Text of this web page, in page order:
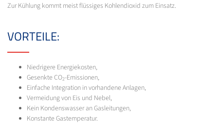
Zur Kühlung kommt meist flüssiges Kohlendioxid zum Einsatz.
VORTEILE:
Niedrigere Energiekosten,
Gesenkte CO2-Emissionen,
Einfache Integration in vorhandene Anlagen,
Vermeidung von Eis und Nebel,
Kein Kondenswasser an Gasleitungen,
Konstante Gastemperatur.